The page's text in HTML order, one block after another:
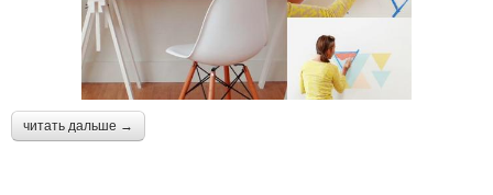
читать дальше →